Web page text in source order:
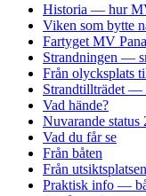
Historia — hur
Viken som bytte
Fartyget MV
Strandningen —
Från olycksplats
Strandtillträdet —
Vad hände?
Nuvarande status
Vad du får se
Från båten
Från
Praktisk info —